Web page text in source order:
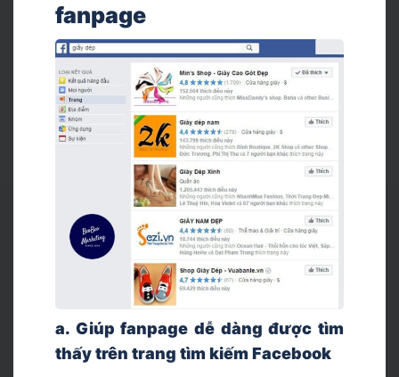
fanpage
a. Giúp fanpage dễ dàng được tìm
thấy trên trang tìm kiếm Facebook